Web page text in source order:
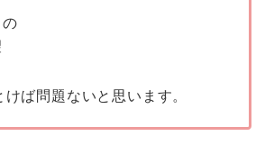
ば問題ないと思います。